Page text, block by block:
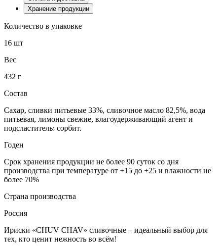
Хранение продукции
Количество в упаковке
16 шт
Вес
432 г
Состав
Сахар, сливки питьевые 33%, сливочное масло 82,5%, вода
питьевая, лимоны свежие, влагоудерживающий агент и
подсластитель: сорбит.
Годен
Срок хранения продукции не более 90 суток со дня
производства при температуре от +15 до +25 и влажности не
более 70%
Страна производства
Россия
Ириски «CHUV CHAV» сливочные – идеальный выбор для
тех, кто ценит нежность во всём!